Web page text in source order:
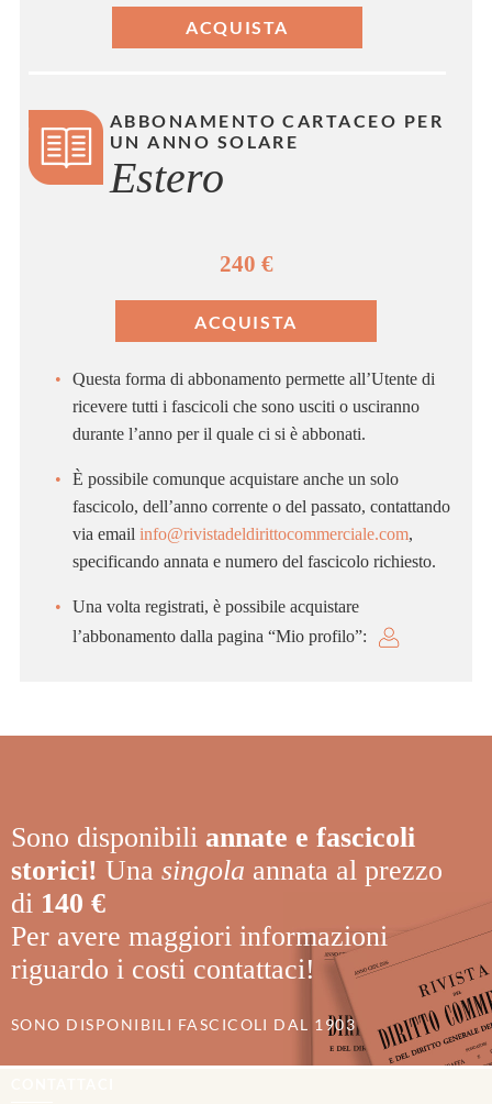
ABBONAMENTO CARTACEO PER
UN ANNO SOLARE
Estero
240 €
Questa forma di abbonamento permette all’Utente di
ricevere tutti i fascicoli che sono usciti o usciranno
durante l’anno per il quale ci si è abbonati.
È possibile comunque acquistare anche un solo
fascicolo, dell’anno corrente o del passato, contattando
via email info@rivistadeldirittocommerciale.com,
specificando annata e numero del fascicolo richiesto.
Una volta registrati, è possibile acquistare
l’abbonamento dalla pagina “Mio profilo”:
Sono disponibili annate e fascicoli
storici! Una singola annata al prezzo
di 140 €
Per avere maggiori informazioni
riguardo i costi contattaci!
SONO DISPONIBILI FASCICOLI DAL 1903